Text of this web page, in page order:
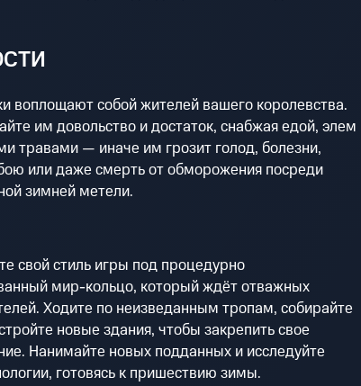
воплощают собой жителей вашего королевства.
им довольство и достаток, снабжая едой, элем
травами — иначе им грозит голод, болезни,
или даже смерть от обморожения посреди
зимней метели.
свой стиль игры под процедурно
мир-кольцо, который ждёт отважных
Ходите по неизведанным тропам, собирайте
новые здания, чтобы закрепить свое
Нанимайте новых подданных и исследуйте
готовясь к пришествию зимы.